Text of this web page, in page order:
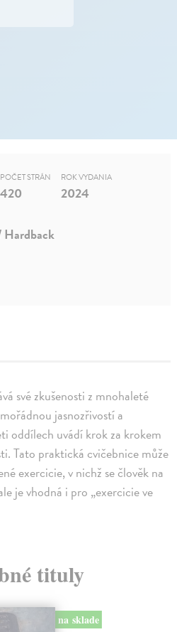
své zkušenosti z mnohaleté
jasnozřivostí a
oddílech uvádí krok za krokem
Tato praktická cvičebnice může
exercicie, v nichž se člověk na
je vhodná i pro „exercicie ve
POČET STRÁN
420
ROK VYDANIA
2024
Hardback
tituly
na sklade